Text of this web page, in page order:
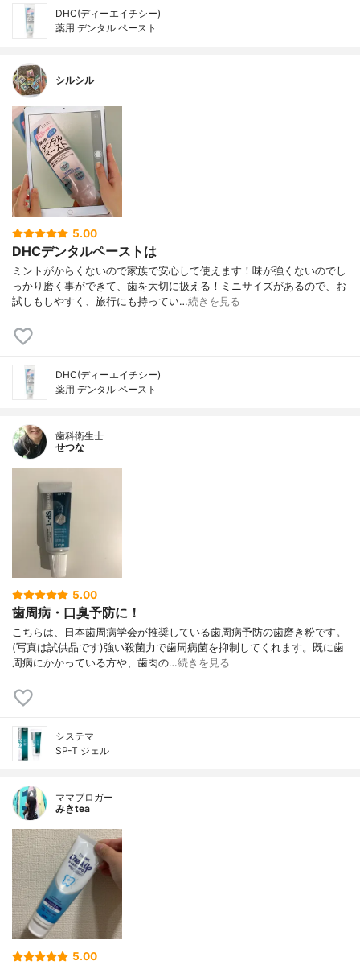
DHC(ディーエイチシー)
薬用 デンタル ペースト
シルシル
5.00
DHCデンタルペーストは
ミントがからくないので家族で安心して使えます！味が強くないのでし
っかり磨く事ができて、歯を大切に扱える！ミニサイズがあるので、お
試しもしやすく、旅行にも持ってい…続きを見る
DHC(ディーエイチシー)
薬用 デンタル ペースト
歯科衛生士
せつな
5.00
歯周病・口臭予防に！
こちらは、日本歯周病学会が推奨している歯周病予防の歯磨き粉です。
(写真は試供品です)強い殺菌力で歯周病菌を抑制してくれます。既に歯
周病にかかっている方や、歯肉の…続きを見る
システマ
SP-T ジェル
ママブロガー
みきtea
5.00